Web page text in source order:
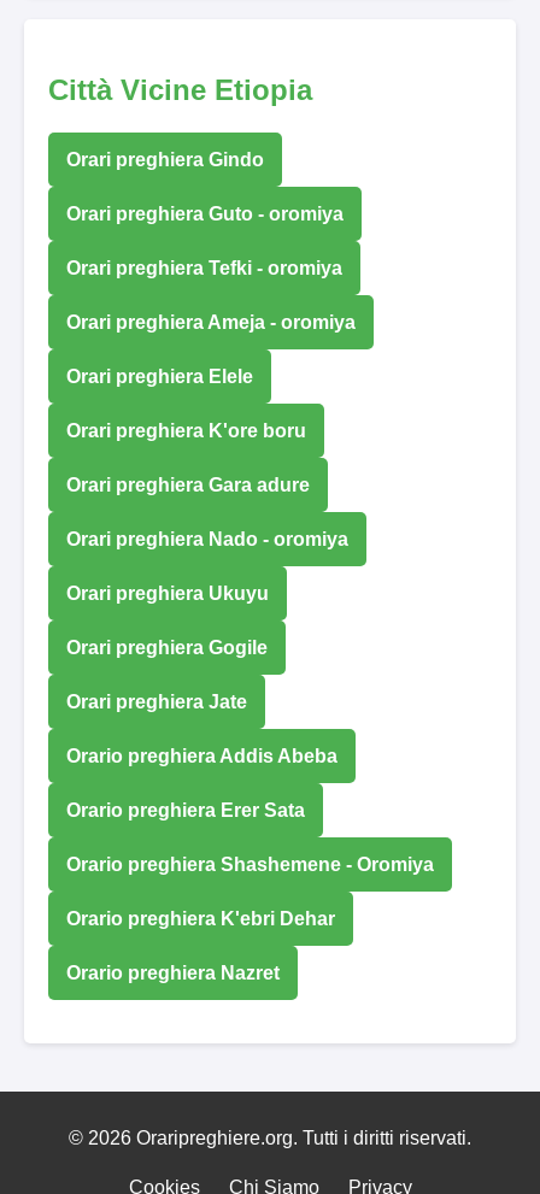
Città Vicine Etiopia
Orari preghiera Gindo
Orari preghiera Guto - oromiya
Orari preghiera Tefki - oromiya
Orari preghiera Ameja - oromiya
Orari preghiera Elele
Orari preghiera K'ore boru
Orari preghiera Gara adure
Orari preghiera Nado - oromiya
Orari preghiera Ukuyu
Orari preghiera Gogile
Orari preghiera Jate
Orario preghiera Addis Abeba
Orario preghiera Erer Sata
Orario preghiera Shashemene - Oromiya
Orario preghiera K'ebri Dehar
Orario preghiera Nazret
© 2026 Oraripreghiere.org. Tutti i diritti riservati.
Cookies Chi Siamo Privacy